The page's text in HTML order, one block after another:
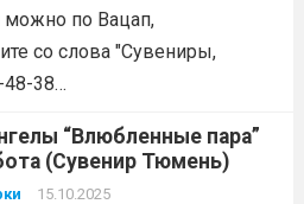
можно по Вацап,
со слова "Сувениры,
48-38…
“Влюбленные пара”
(Сувенир Тюмень)
15.10.2025